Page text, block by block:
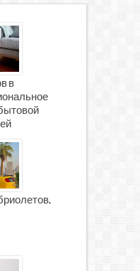
в